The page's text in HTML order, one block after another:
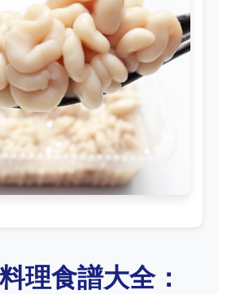
理食譜大全：